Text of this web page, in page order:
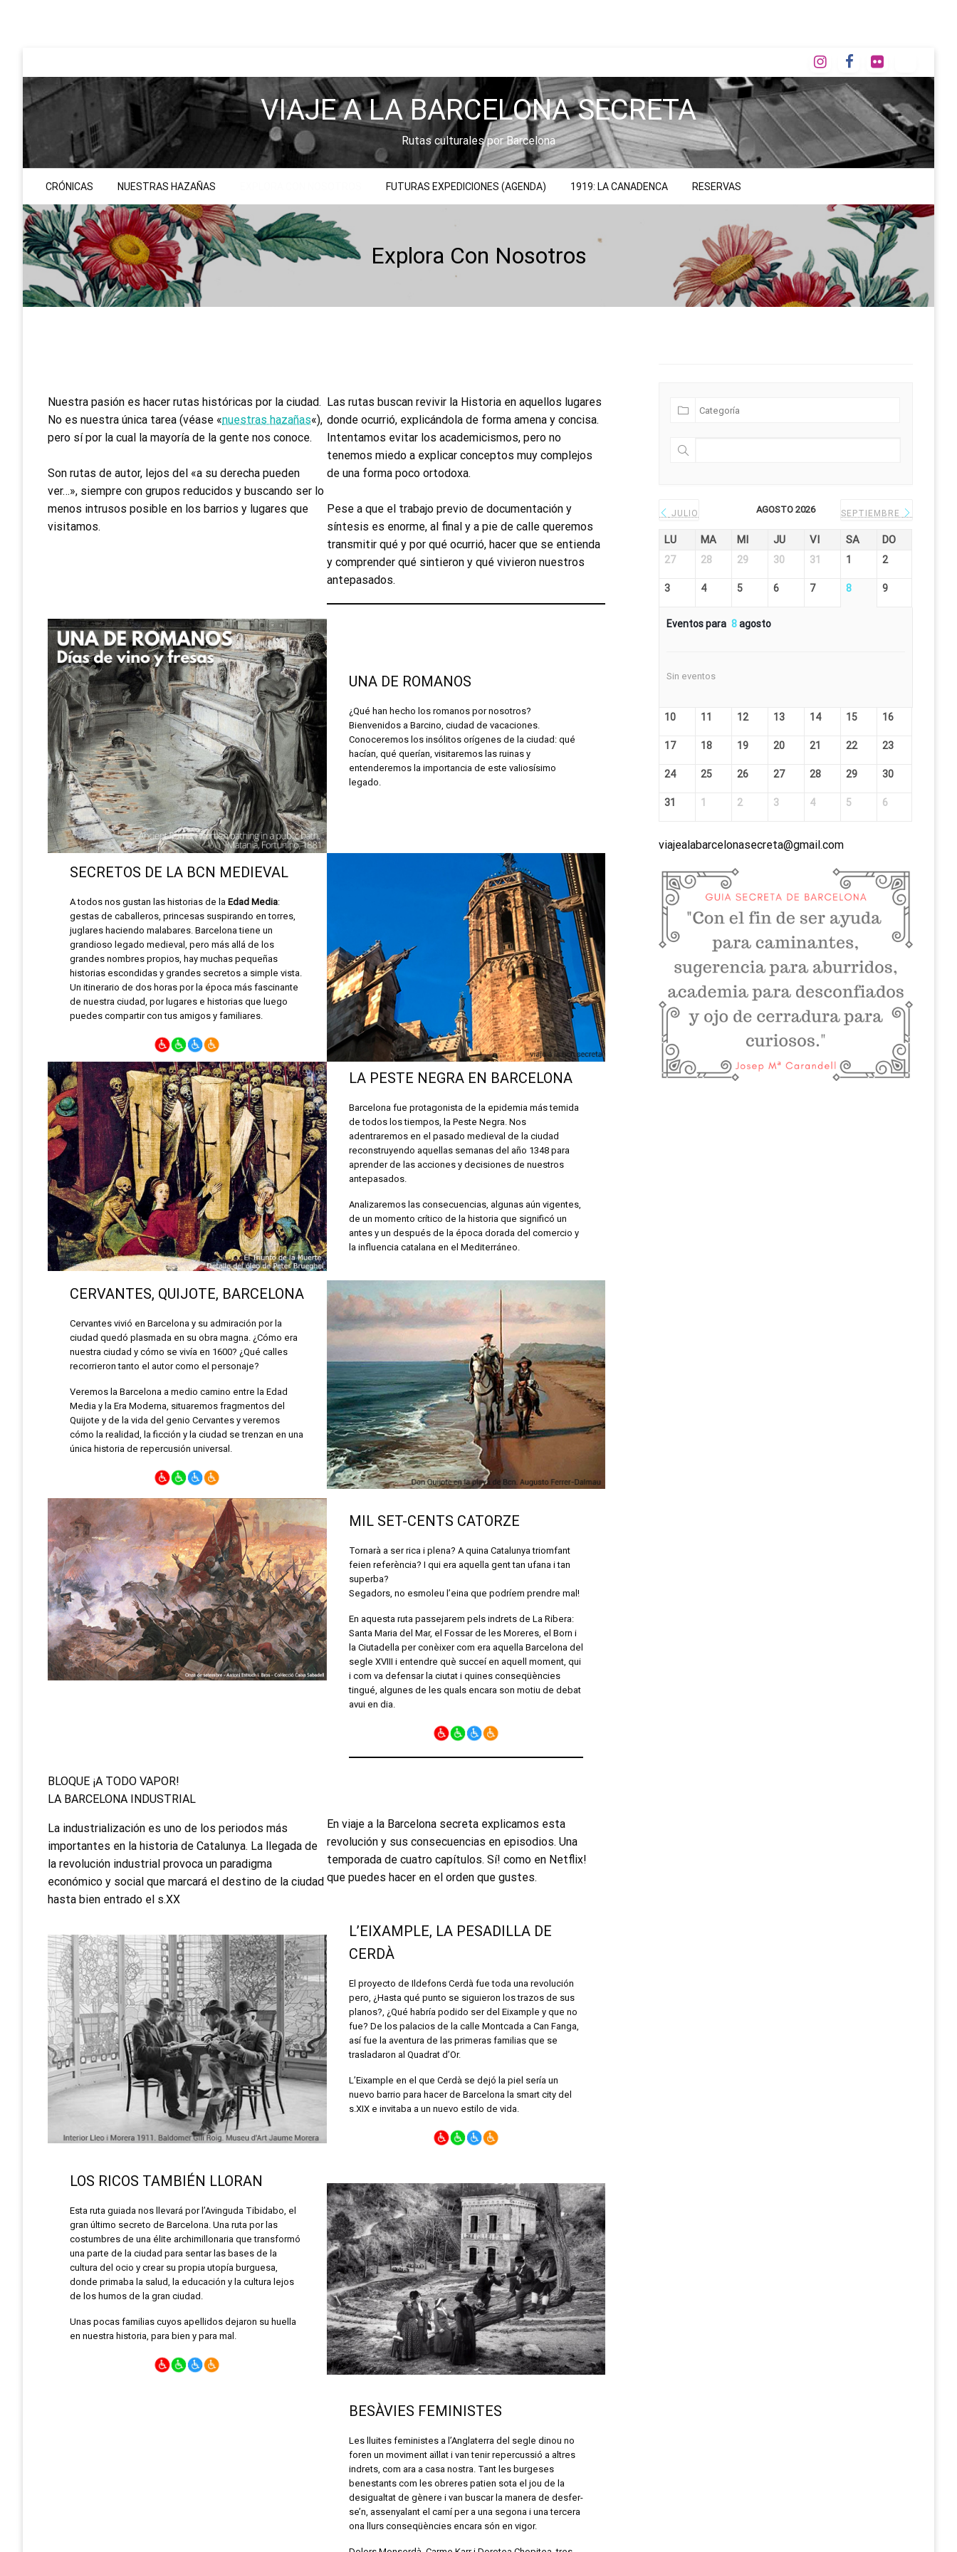
contenido
VIAJE A LA BARCELONA SECRETA
Rutas culturales por Barcelona
CRÓNICAS NUESTRAS HAZAÑAS FUTURAS EXPEDICIONES (AGENDA) 1919: LA CANADENCA RESERVAS
Explora Con Nosotros
Nuestra pasión es hacer rutas históricas por la ciudad.
No es nuestra única tarea (véase «nuestras hazañas«),
pero sí por la cual la mayoría de la gente nos conoce.
Son rutas de autor, lejos del «a su derecha pueden
ver…», siempre con grupos reducidos y buscando ser lo
menos intrusos posible en los barrios y lugares que
visitamos.
Las rutas buscan revivir la Historia en aquellos lugares
donde ocurrió, explicándola de forma amena y concisa.
Intentamos evitar los academicismos, pero no
tenemos miedo a explicar conceptos muy complejos
de una forma poco ortodoxa.
Pese a que el trabajo previo de documentación y
síntesis es enorme, al final y a pie de calle queremos
transmitir qué y por qué ocurrió, hacer que se entienda
y comprender qué sintieron y qué vivieron nuestros
antepasados.
UNA DE ROMANOS
¿Qué han hecho los romanos por nosotros?
Bienvenidos a Barcino, ciudad de vacaciones.
Conoceremos los insólitos orígenes de la ciudad: qué
hacían, qué querían, visitaremos las ruinas y
entenderemos la importancia de este valiosísimo
legado.
SECRETOS DE LA BCN MEDIEVAL
A todos nos gustan las historias de la Edad Media:
gestas de caballeros, princesas suspirando en torres,
juglares haciendo malabares. Barcelona tiene un
grandioso legado medieval, pero más allá de los
grandes nombres propios, hay muchas pequeñas
historias escondidas y grandes secretos a simple vista.
Un itinerario de dos horas por la época más fascinante
de nuestra ciudad, por lugares e historias que luego
puedes compartir con tus amigos y familiares.
LA PESTE NEGRA EN BARCELONA
Barcelona fue protagonista de la epidemia más temida
de todos los tiempos, la Peste Negra. Nos
adentraremos en el pasado medieval de la ciudad
reconstruyendo aquellas semanas del año 1348 para
aprender de las acciones y decisiones de nuestros
antepasados.
Analizaremos las consecuencias, algunas aún vigentes,
de un momento crítico de la historia que significó un
antes y un después de la época dorada del comercio y
la influencia catalana en el Mediterráneo.
CERVANTES, QUIJOTE, BARCELONA
Cervantes vivió en Barcelona y su admiración por la
ciudad quedó plasmada en su obra magna. ¿Cómo era
nuestra ciudad y cómo se vivía en 1600? ¿Qué calles
recorrieron tanto el autor como el personaje?
Veremos la Barcelona a medio camino entre la Edad
Media y la Era Moderna, situaremos fragmentos del
Quijote y de la vida del genio Cervantes y veremos
cómo la realidad, la ficción y la ciudad se trenzan en una
única historia de repercusión universal.
MIL SET-CENTS CATORZE
Tornarà a ser rica i plena? A quina Catalunya triomfant
feien referència? I qui era aquella gent tan ufana i tan
superba?
Segadors, no esmoleu l’eina que podríem prendre mal!
En aquesta ruta passejarem pels indrets de La Ribera:
Santa Maria del Mar, el Fossar de les Moreres, el Born i
la Ciutadella per conèixer com era aquella Barcelona del
segle XVIII i entendre què succeí en aquell moment, qui
i com va defensar la ciutat i quines conseqüències
tingué, algunes de les quals encara son motiu de debat
avui en dia.
BLOQUE ¡A TODO VAPOR!
LA BARCELONA INDUSTRIAL
La industrialización es uno de los periodos más
importantes en la historia de Catalunya. La llegada de
la revolución industrial provoca un paradigma
económico y social que marcará el destino de la ciudad
hasta bien entrado el s.XX
En viaje a la Barcelona secreta explicamos esta
revolución y sus consecuencias en episodios. Una
temporada de cuatro capítulos. Sí! como en Netflix!
que puedes hacer en el orden que gustes.
L’EIXAMPLE, LA PESADILLA DE
CERDÀ
El proyecto de Ildefons Cerdà fue toda una revolución
pero, ¿Hasta qué punto se siguieron los trazos de sus
planos?, ¿Qué habría podido ser del Eixample y que no
fue? De los palacios de la calle Montcada a Can Fanga,
así fue la aventura de las primeras familias que se
trasladaron al Quadrat d’Or.
L’Eixample en el que Cerdà se dejó la piel sería un
nuevo barrio para hacer de Barcelona la smart city del
s.XIX e invitaba a un nuevo estilo de vida.
LOS RICOS TAMBIÉN LLORAN
Esta ruta guiada nos llevará por l’Avinguda Tibidabo, el
gran último secreto de Barcelona. Una ruta por las
costumbres de una élite archimillonaria que transformó
una parte de la ciudad para sentar las bases de la
cultura del ocio y crear su propia utopía burguesa,
donde primaba la salud, la educación y la cultura lejos
de los humos de la gran ciudad.
Unas pocas familias cuyos apellidos dejaron su huella
en nuestra historia, para bien y para mal.
BESÀVIES FEMINISTES
Les lluites feministes a l’Anglaterra del segle dinou no
foren un moviment aïllat i van tenir repercussió a altres
indrets, com ara a casa nostra. Tant les burgeses
benestants com les obreres patien sota el jou de la
desigualtat de gènere i van buscar la manera de desfer-
se’n, assenyalant el camí per a una segona i una tercera
ona llurs conseqüències encara són en vigor.
JULIO AGOSTO 2026 SEPTIEMBRE
LU MA MI JU VI SA DO
27 28 29 30 31 1 2
3 4 5 6 7 8 9
Eventos para 8agosto
Sin eventos
10 11 12 13 14 15 16
17 18 19 20 21 22 23
24 25 26 27 28 29 30
31 1 2 3 4 5 6
viajealabarcelonasecreta@gmail.com